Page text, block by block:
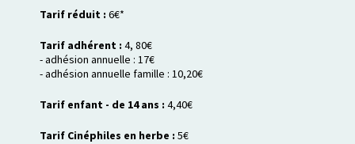
Tarif réduit : 6€*
Tarif adhérent : 4, 80€
- adhésion annuelle : 17€
- adhésion annuelle famille : 10,20€
Tarif enfant - de 14 ans : 4,40€
Tarif Cinéphiles en herbe : 5€